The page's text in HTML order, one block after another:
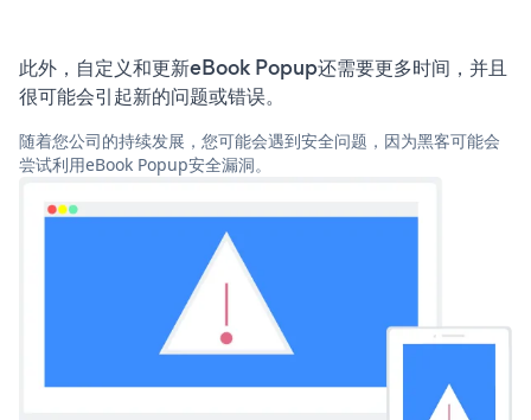
此外，自定义和更新eBook Popup还需要更多时间，并且
很可能会引起新的问题或错误。
随着您公司的持续发展，您可能会遇到安全问题，因为黑客可能会
尝试利用eBook Popup安全漏洞。